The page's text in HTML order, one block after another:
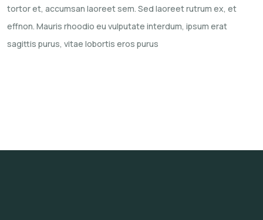
tortor et, accumsan laoreet sem. Sed laoreet rutrum ex, et
effnon. Mauris rhoodio eu vulputate interdum, ipsum erat
sagittis purus, vitae lobortis eros purus